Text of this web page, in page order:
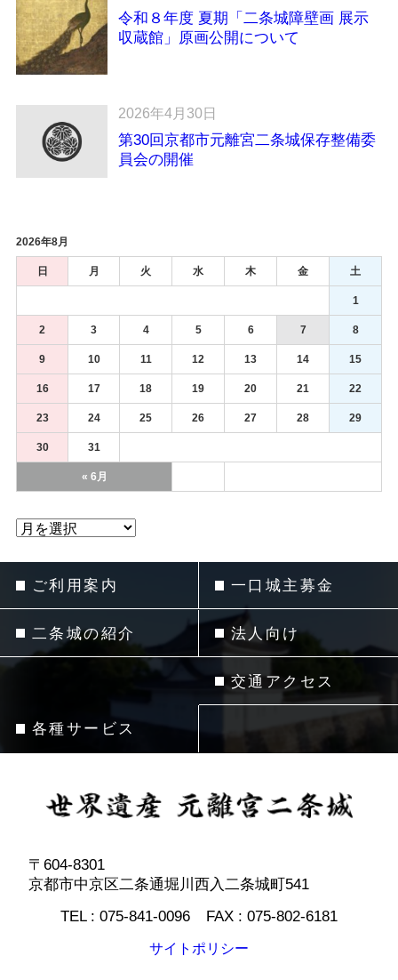
令和８年度 夏期「二条城障壁画 展示
収蔵館」原画公開について
2026年4月30日
第30回京都市元離宮二条城保存整備委
員会の開催
2026年8月
日 月 火 水 木 金 土
« 6月
1
2 3 4 5 6 7 8
9 10 11 12 13 14 15
16 17 18 19 20 21 22
23 24 25 26 27 28 29
30 31
ご利用案内
二条城の紹介
各種サービス
一口城主募金
法人向け
交通アクセス
〒604-8301
京都市中京区二条通堀川西入二条城町541
TEL : 075-841-0096 FAX :075-802-6181
サイトポリシー